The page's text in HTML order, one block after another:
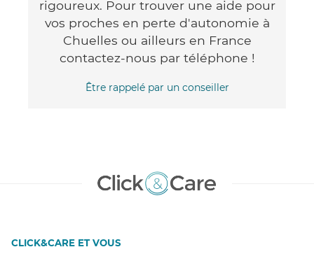
rigoureux. Pour trouver une aide pour
vos proches en perte d'autonomie à
Chuelles ou ailleurs en France
contactez-nous par téléphone !
Être rappelé par un conseiller
CLICK&CARE ET VOUS